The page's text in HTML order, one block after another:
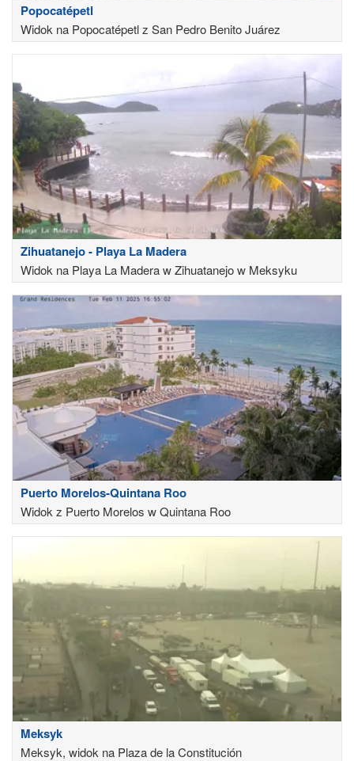
Popocatépetl
Widok na Popocatépetl z San Pedro Benito Juárez
Zihuatanejo - Playa La Madera
Widok na Playa La Madera w Zihuatanejo w Meksyku
Puerto Morelos-Quintana Roo
Widok z Puerto Morelos w Quintana Roo
Meksyk
Meksyk, widok na Plaza de la Constitución